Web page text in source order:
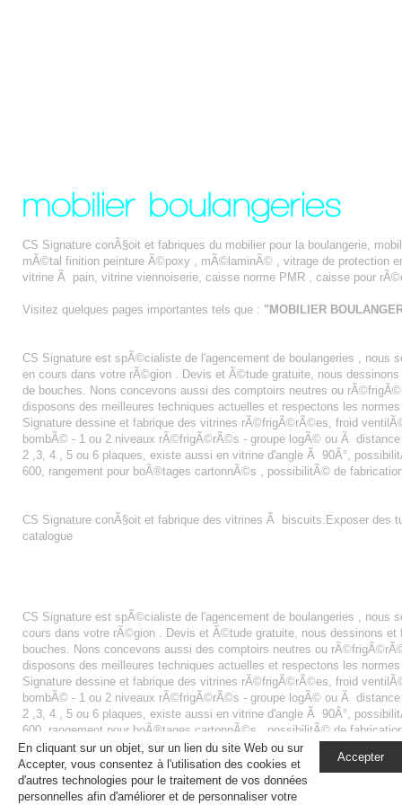
CS Signature conÃ§oit et fabriques du mobilier pour la boulangerie,
mÃ©tal finition peinture Ã©poxy , mÃ©laminÃ© , vitrage de protection
vitrine Ã pain, vitrine viennoiserie, caisse norme PMR , caisse pour
Visitez quelques pages importantes tels que : "MOBILIER
CS Signature est spÃ©cialiste de l'agencement de boulangeries ,
en cours dans votre rÃ©gion . Devis et Ã©tude gratuite, nous
de bouches. Nons concevons aussi des comptoirs neutres ou
disposons des meilleures techniques actuelles et respectons les
Signature dessine et fabrique des vitrines rÃ©frigÃ©rÃ©es, froid
bombÃ© - 1 ou 2 niveaux rÃ©frigÃ©rÃ©s - groupe logÃ© ou Ã
2 ,3, 4 , 5 ou 6 plaques, existe aussi en vitrine d'angle Ã 90Â°,
600, rangement pour boÃ®tages cartonnÃ©s , possibilitÃ© de
CS Signature conÃ§oit et fabrique des vitrines Ã biscuits.Exposer des
catalogue
CS Signature est spÃ©cialiste de l'agencement de boulangeries ,
cours dans votre rÃ©gion . Devis et Ã©tude gratuite, nous dessinons
bouches. Nons concevons aussi des comptoirs neutres ou
disposons des meilleures techniques actuelles et respectons les
Signature dessine et fabrique des vitrines rÃ©frigÃ©rÃ©es, froid
bombÃ© - 1 ou 2 niveaux rÃ©frigÃ©rÃ©s - groupe logÃ© ou Ã
2 ,3, 4 , 5 ou 6 plaques, existe aussi en vitrine d'angle Ã 90Â°,
600, rangement pour boÃ®tages cartonnÃ©s , possibilitÃ© de
PLONGE 1 BAC
CS Signature commercialise et installe des plonge 1 bac
En cliquant sur un objet, sur un lien du site Web ou sur
Accepter, vous consentez à l'utilisation des cookies et
d'autres technologies pour le traitement de vos données
personnelles afin d'améliorer et de personnaliser votre
Accepter